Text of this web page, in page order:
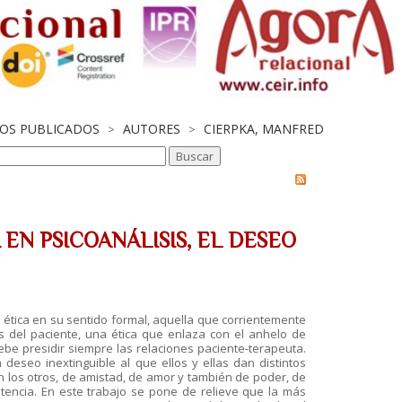
PUBLICADOS > AUTORES > CIERPKA, MANFRED
PSICOANÁLISIS, EL DESEO
en su sentido formal, aquella que corrientemente
paciente, una ética que enlaza con el anhelo de
presidir siempre las relaciones paciente-terapeuta.
inextinguible al que ellos y ellas dan distintos
otros, de amistad, de amor y también de poder, de
En este trabajo se pone de relieve que la más